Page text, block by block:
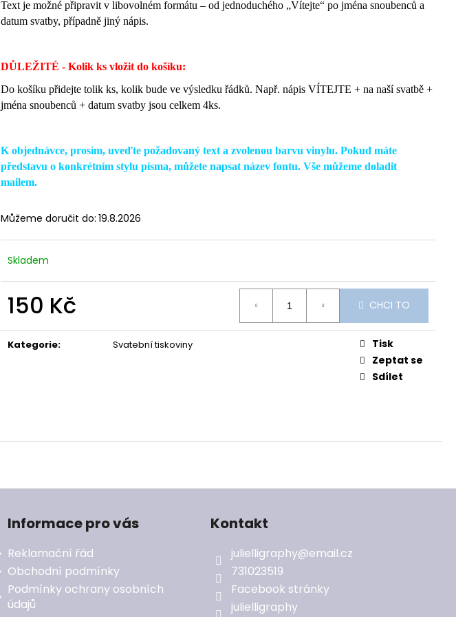
Text je možné připravit v libovolném formátu – od jednoduchého „Vítejte“ po jména snoubenců a
datum svatby, případně jiný nápis.
DŮLEŽITÉ - Kolik ks vložit do košíku:
Do košíku přidejte tolik ks, kolik bude ve výsledku řádků. Např. nápis VÍTEJTE + na naší svatbě +
jména snoubenců + datum svatby jsou celkem 4ks.
K objednávce, prosím, uveďte požadovaný text a zvolenou barvu vinylu. Pokud máte
představu o konkrétním stylu písma, můžete napsat název fontu. Vše můžeme doladit
mailem.
Můžeme doručit do: 19.8.2026
Skladem
150 Kč
cena:
CHCI TO
Kategorie: Svatební tiskoviny
Tisk
Zeptat se
Sdílet
Informace pro vás
Reklamační řád
Obchodní podmínky
Podmínky ochrany osobních
údajů
Kontakt
julielligraphy@email.cz
731023519
Facebook stránky
julielligraphy